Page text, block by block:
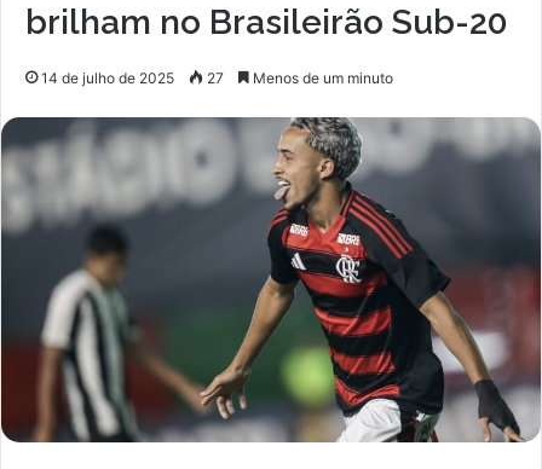
brilham no Brasileirão Sub-20
14 de julho de 2025 27 Menos de um minuto